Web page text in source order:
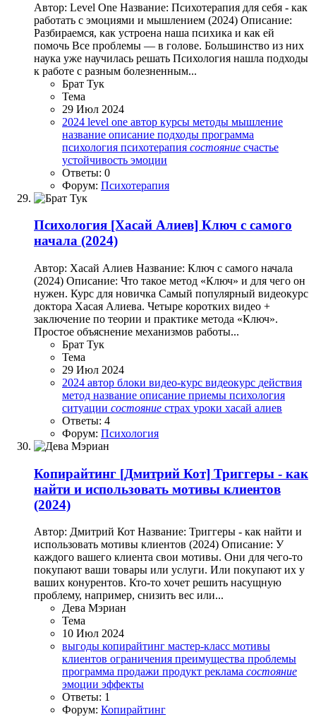
Автор: Level One Название: Психотерапия для себя - как
работать с эмоциями и мышлением (2024) Описание:
Разбираемся, как устроена наша психика и как ей
помочь Все проблемы — в голове. Большинство из них
наука уже научилась решать Психология нашла подходы
к работе с разным болезненным...
Брат Тук
Тема
29 Июл 2024
2024 level one автор курсы методы мышление
название описание подходы программа
психология психотерапия состояние счастье
устойчивость эмоции
Ответы: 0
Форум: Психотерапия
Психология [Хасай Алиев] Ключ с самого
начала (2024)
Автор: Хасай Алиев Название: Ключ с самого начала
(2024) Описание: Что такое метод «Ключ» и для чего он
нужен. Курс для новичка Самый популярный видеокурс
доктора Хасая Алиева. Четыре коротких видео +
заключение по теории и практике метода «Ключ».
Простое объяснение механизмов работы...
Брат Тук
Тема
29 Июл 2024
2024 автор блоки видео-курс видеокурс действия
метод название описание приемы психология
ситуации состояние страх уроки хасай алиев
Ответы: 4
Форум: Психология
Копирайтинг [Дмитрий Кот] Триггеры - как
найти и использовать мотивы клиентов
(2024)
Автор: Дмитрий Кот Название: Триггеры - как найти и
использовать мотивы клиентов (2024) Описание: У
каждого вашего клиента свои мотивы. Они для чего-то
покупают ваши товары или услуги. Или покупают их у
ваших конурентов. Кто-то хочет решить насущную
проблему, например, снизить вес или...
Дева Мэриан
Тема
10 Июл 2024
выгоды копирайтинг мастер-класс мотивы
клиентов ограничения преимущества проблемы
программа продажи продукт реклама состояние
эмоции эффекты
Ответы: 1
Форум: Копирайтинг